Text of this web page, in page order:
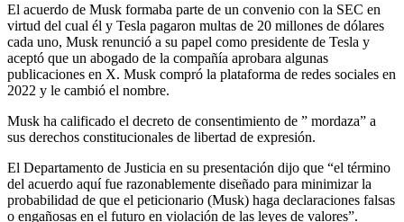
El acuerdo de Musk formaba parte de un convenio con la SEC en
virtud del cual él y Tesla pagaron multas de 20 millones de dólares
cada uno, Musk renunció a su papel como presidente de Tesla y
aceptó que un abogado de la compañía aprobara algunas
publicaciones en X. Musk compró la plataforma de redes sociales en
2022 y le cambió el nombre.
Musk ha calificado el decreto de consentimiento de ” mordaza” a
sus derechos constitucionales de libertad de expresión.
El Departamento de Justicia en su presentación dijo que “el término
del acuerdo aquí fue razonablemente diseñado para minimizar la
probabilidad de que el peticionario (Musk) haga declaraciones falsas
o engañosas en el futuro en violación de las leyes de valores”.